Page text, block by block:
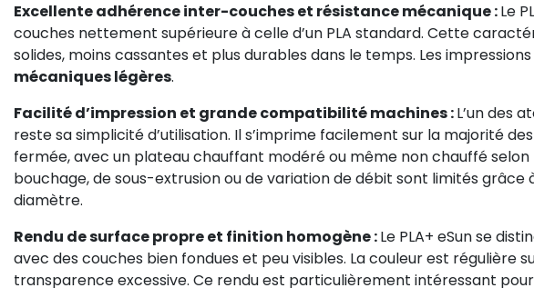
Excellente adhérence inter-couches et résistance mécanique :Le
couches nettement supérieure à celle d’un PLA standard. Cette
solides, moins cassantes et plus durables dans le temps. Les impressions
mécaniques légères.
Facilité d’impression et grande compatibilité machines :L’un des
reste sa simplicité d’utilisation. Il s’imprime facilement sur la majorité
fermée, avec un plateau chauffant modéré ou même non chauffé selon
bouchage, de sous-extrusion ou de variation de débit sont limités
diamètre.
Rendu de surface propre et finition homogène :Le PLA+ eSun se
avec des couches bien fondues et peu visibles. La couleur est régulière
transparence excessive. Ce rendu est particulièrement intéressant